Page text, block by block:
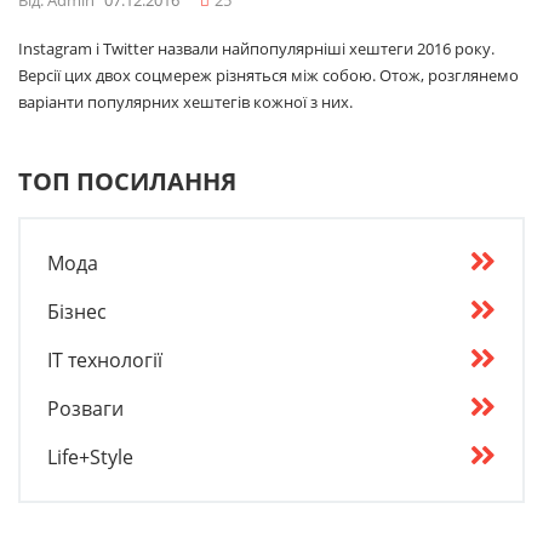
Instagram і Twitter назвали найпопулярніші хештеги 2016 року.
Версії цих двох соцмереж різняться між собою. Отож, розглянемо
варіанти популярних хештегів кожної з них.
ТОП ПОСИЛАННЯ
Мода
Бізнес
IT технології
Розваги
Life+Style